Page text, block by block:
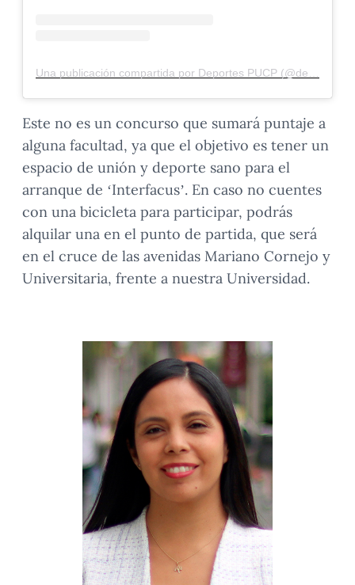
Este no es un concurso que sumará puntaje a
alguna facultad, ya que el objetivo es tener un
espacio de unión y deporte sano para el
arranque de ‘Interfacus’. En caso no cuentes
con una bicicleta para participar, podrás
alquilar una en el punto de partida, que será
en el cruce de las avenidas Mariano Cornejo y
Universitaria, frente a nuestra Universidad.